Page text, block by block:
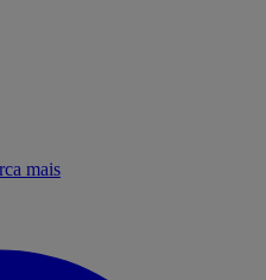
mais